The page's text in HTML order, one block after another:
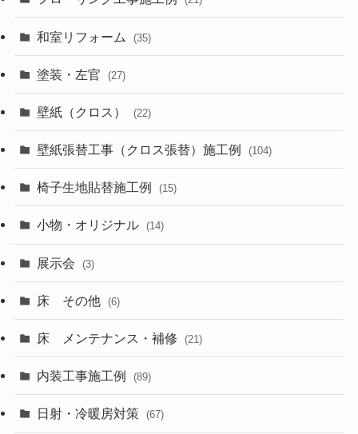
和室リフォーム (35)
塗装・左官 (27)
壁紙（クロス） (22)
壁紙張替工事（クロス張替）施工例 (104)
椅子生地貼替施工例 (15)
小物・オリジナル (14)
展示会 (3)
床 その他 (6)
床 メンテナンス・補修 (21)
内装工事施工例 (89)
日射・冷暖房対策 (67)